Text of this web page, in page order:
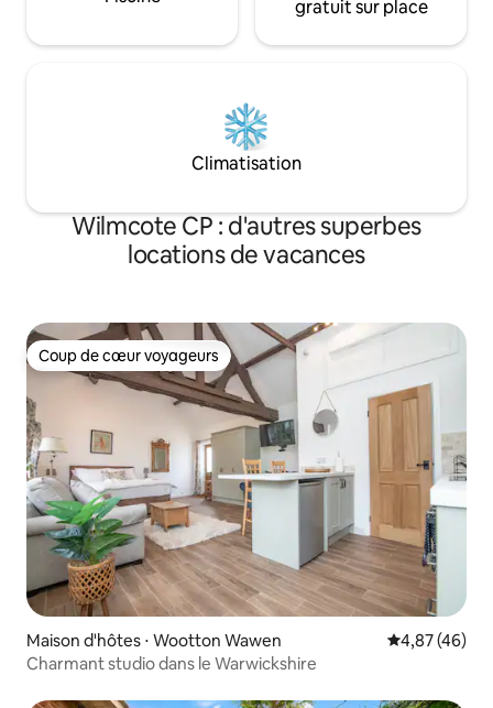
gratuit sur place
Climatisation
Wilmcote CP : d'autres superbes
locations de vacances
Coup de cœur voyageurs
Coup de cœur voyageurs
Maison d'hôtes ⋅ Wootton Wawen Évaluation
4,87 (46)
Charmant studio dans le Warwickshire